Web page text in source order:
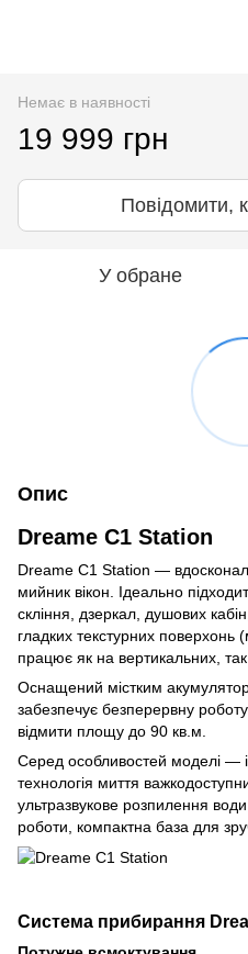
Немає в наявності
19 999 грн
Повідомити,
У обране
Опис
Dreame C1 Station
Dreame C1 Station —
мийник вікон. Ідеально
скління, дзеркал, душових
гладких текстурних
працює як на вертикальних,
Оснащений містким
забезпечує безперервну
відмити площу до 90 кв.м.
Серед особливостей моделі —
технологія миття
ультразвукове розпилення
роботи, компактна база для
Система прибирання